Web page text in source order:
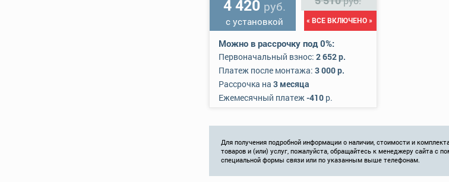
4 420 руб.
с установкой « ВСЕ ВКЛЮЧЕНО »
Можно в рассрочку под 0%:
Первоначальный взнос: 2 652 р.
Платеж после монтажа: 3 000 р.
Рассрочка на 3 месяца
Ежемесячный платеж-410 р.
Для получения подробной информации о наличии, стоимости и
товаров и (или) услуг, пожалуйста, обращайтесь к менеджеру сайта с
специальной формы связи или по указанным выше телефонам.